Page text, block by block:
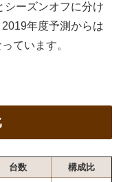
シーズンオフに分け
年度予測からは
ています。
台数
構成比